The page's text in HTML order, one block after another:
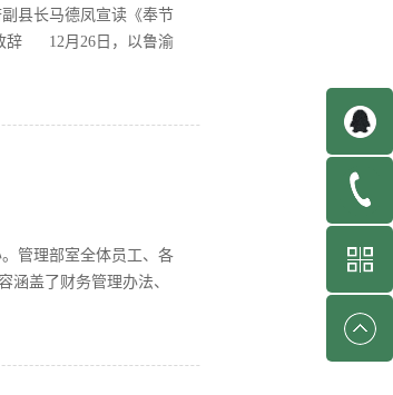
县长马德凤宣读《奉节
辞 12月26日，以鲁渝
处处长李志林、山东省
组代表尉荣建、济南市
东省商务厅二级巡视员
节县人民政府副县长马
山东省商务厅、重庆
管理部室全体员工、各
盖了财务管理办法、